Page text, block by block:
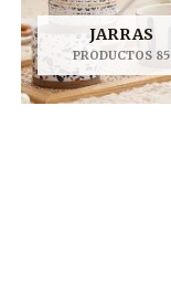
JARRAS
PRODUCTOS 85